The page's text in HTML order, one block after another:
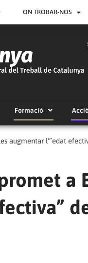
ON TROBAR-NOS
Formació
augmentar l'”edat
a